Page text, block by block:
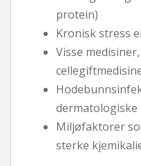
protein)
Kronisk stress
Visse
Miljøfaktorer
sterke